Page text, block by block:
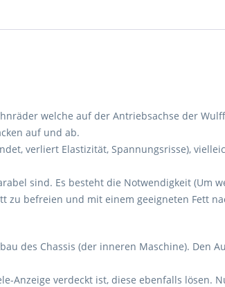
welche auf der Antriebsachse der
auf und ab.
verliert Elastizität, Spannungsrisse),
sind. Es besteht die Notwendigkeit (Um
zu befreien und mit einem geeigneten Fett
des Chassis (der inneren Maschine). Den
Anzeige verdeckt ist, diese ebenfalls lösen.